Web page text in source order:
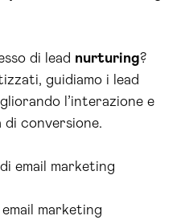
di lead nurturing?
guidiamo i lead
l’interazione e
di conversione.
email marketing
marketing